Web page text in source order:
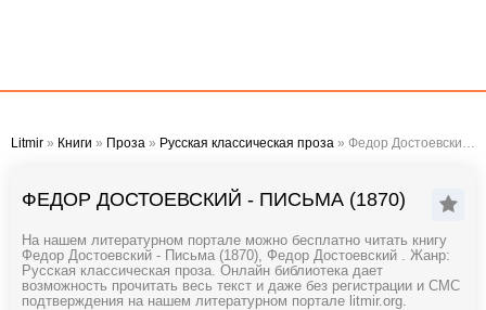
Litmir » Книги » Проза » Русская классическая проза » Федор Достоевский - Письма (1870)
ФЕДОР ДОСТОЕВСКИЙ - ПИСЬМА (1870)
На нашем литературном портале можно бесплатно читать книгу
Федор Достоевский - Письма (1870), Федор Достоевский . Жанр:
Русская классическая проза. Онлайн библиотека дает
возможность прочитать весь текст и даже без регистрации и СМС
подтверждения на нашем литературном портале litmir.org.